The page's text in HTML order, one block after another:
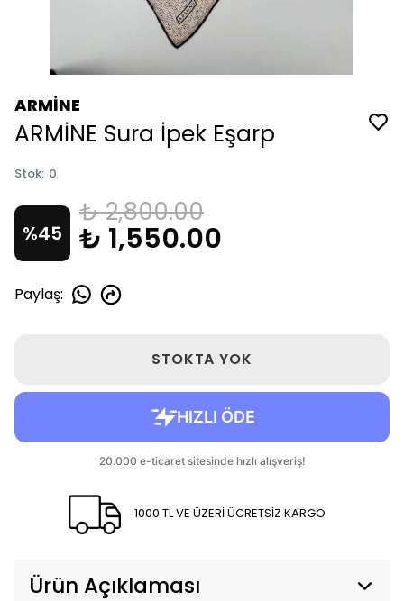
ARMİNE
ARMİNE Sura İpek Eşarp
Stok: 0
%45
₺ 2,800.00
₺ 1,550.00
Paylaş:
STOKTA YOK
1000 TL VE ÜZERİ ÜCRETSİZ KARGO
Ürün Açıklaması